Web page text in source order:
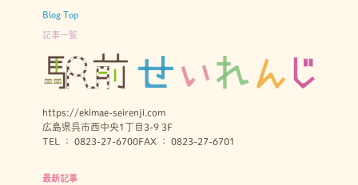
Blog Top
記事一覧
https://ekimae-seirenji.com
広島県呉市西中央1丁目3-9 3F
TEL ： 0823-27-6700FAX ： 0823-27-6701
最新記事